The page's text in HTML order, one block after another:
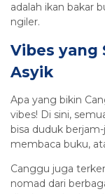
adalah ikan bakar
ngiler.
Vibes yang
Asyik
Apa yang bikin
vibes! Di sini,
bisa duduk
membaca buku,
Canggu juga
nomad dari